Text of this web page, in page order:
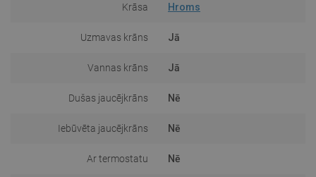
Krāsa Hroms
Uzmavas krāns Jā
Vannas krāns Jā
Dušas jaucējkrāns Nē
Iebūvēta jaucējkrāns Nē
Ar termostatu Nē